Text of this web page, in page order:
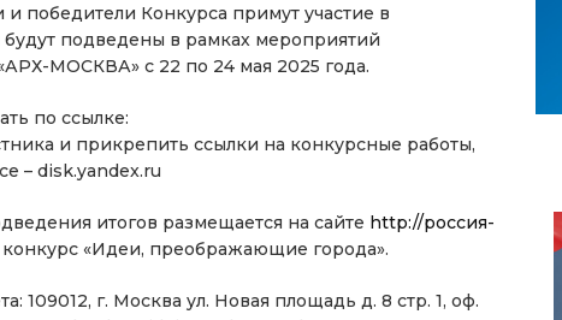
победители Конкурса примут участие в
подведены в рамках мероприятий
МОСКВА» с 22 по 24 мая 2025 года.
по ссылке:
и прикрепить ссылки на конкурсные работы,
– disk.yandex.ru
итогов размещается на сайте http://россия-
«Идеи, преображающие города».
109012, г. Москва ул. Новая площадь д. 8 стр. 1, оф.